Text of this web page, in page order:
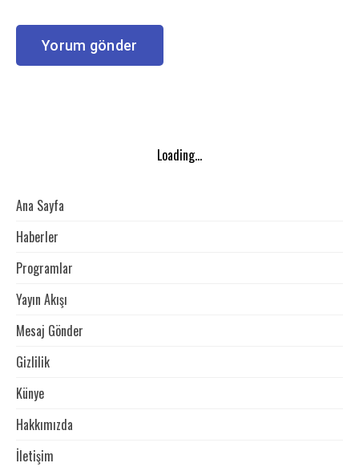
Loading...
Ana Sayfa
Haberler
Programlar
Yayın Akışı
Mesaj Gönder
Gizlilik
Künye
Hakkımızda
İletişim